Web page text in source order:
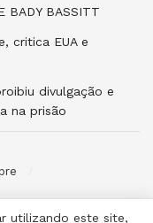
BADY BASSITT
critica EUA e
divulgação e
na prisão
utilizando este site,